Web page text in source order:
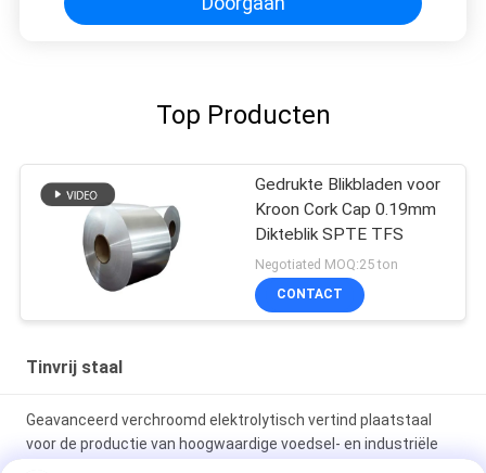
Top Producten
Gedrukte Blikbladen voor
Kroon Cork Cap 0.19mm
Dikteblik SPTE TFS
Negotiated MOQ:25 ton
CONTACT
Tinvrij staal
Geavanceerd verchroomd elektrolytisch vertind plaatstaal
voor de productie van hoogwaardige voedsel- en industriële